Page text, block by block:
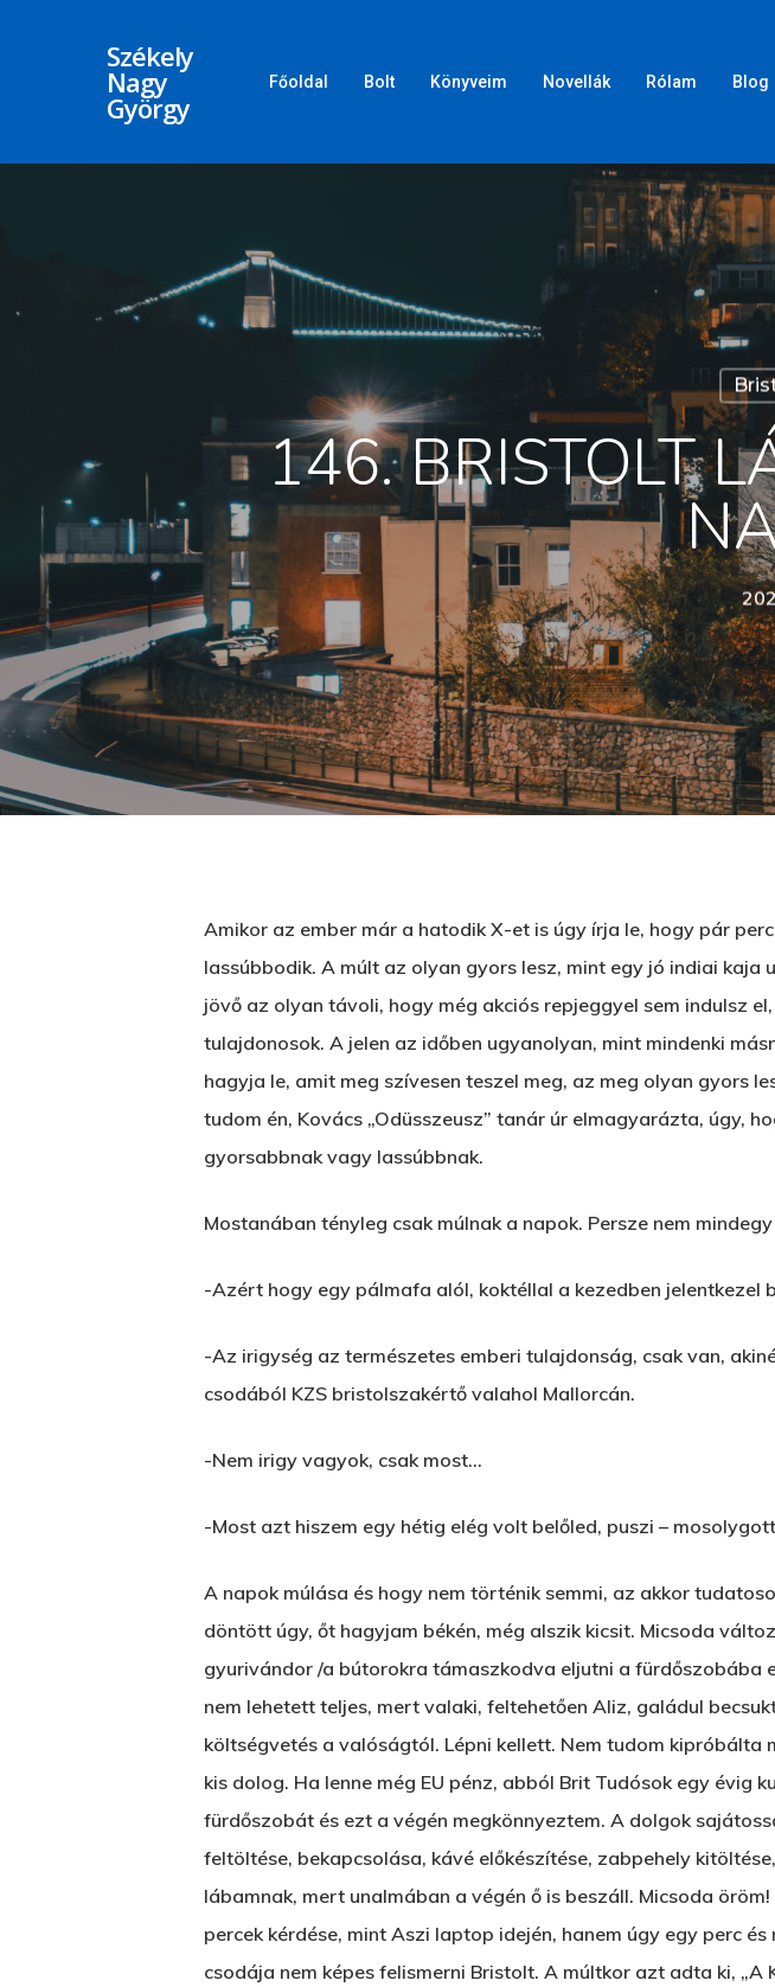
Üss egy entert a kereséshez, vagy nyomd meg az ESC gombot a
Székely
Nagy
György
Főoldal Bolt Könyveim Novellák Rólam Blog
146. BRISTOLT
Amikor az ember már a hatodik X-et is úgy írja le, hogy pár
lassúbbodik. A múlt az olyan gyors lesz, mint egy jó indiai
jövő az olyan távoli, hogy még akciós repjeggyel sem indulsz
tulajdonosok. A jelen az időben ugyanolyan, mint mindenki
hagyja le, amit meg szívesen teszel meg, az meg olyan gyors
tudom én, Kovács „Odüsszeusz” tanár úr elmagyarázta, úgy,
gyorsabbnak vagy lassúbbnak.
Mostanában tényleg csak múlnak a napok. Persze nem
-Azért hogy egy pálmafa alól, koktéllal a kezedben jelentkezel
-Az irigység az természetes emberi tulajdonság, csak van,
csodából KZS bristolszakértő valahol Mallorcán.
-Nem irigy vagyok, csak most…
-Most azt hiszem egy hétig elég volt belőled, puszi –
A napok múlása és hogy nem történik semmi, az akkor
döntött úgy, őt hagyjam békén, még alszik kicsit. Micsoda
gyurivándor /a bútorokra támaszkodva eljutni a fürdőszobába
nem lehetett teljes, mert valaki, feltehetően Aliz, galádul
költségvetés a valóságtól. Lépni kellett. Nem tudom
kis dolog. Ha lenne még EU pénz, abból Brit Tudósok egy évig
fürdőszobát és ezt a végén megkönnyeztem. A dolgok
feltöltése, bekapcsolása, kávé előkészítése, zabpehely
lábamnak, mert unalmában a végén ő is beszáll. Micsoda
percek kérdése, mint Aszi laptop idején, hanem úgy egy perc
csodája nem képes felismerni Bristolt. A múltkor azt adta ki,